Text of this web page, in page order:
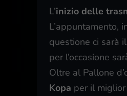
L’inizio delle
L’appuntamento,
questione ci sarà
per l’occasione
Oltre al Pallone
Kopa per il miglior